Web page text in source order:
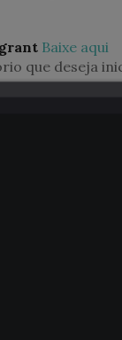
Baixe aqui
que deseja